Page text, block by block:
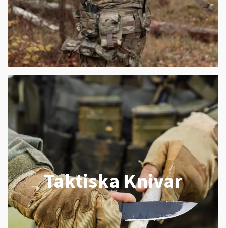
Taktiska Knivar